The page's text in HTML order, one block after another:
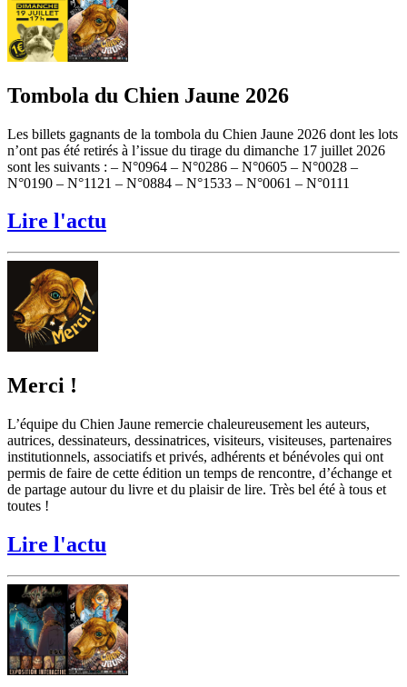
Tombola du Chien Jaune 2026
Les billets gagnants de la tombola du Chien Jaune 2026 dont les lots
n’ont pas été retirés à l’issue du tirage du dimanche 17 juillet 2026
sont les suivants : – N°0964 – N°0286 – N°0605 – N°0028 –
N°0190 – N°1121 – N°0884 – N°1533 – N°0061 – N°0111
Lire l'actu
Merci !
L’équipe du Chien Jaune remercie chaleureusement les auteurs,
autrices, dessinateurs, dessinatrices, visiteurs, visiteuses, partenaires
institutionnels, associatifs et privés, adhérents et bénévoles qui ont
permis de faire de cette édition un temps de rencontre, d’échange et
de partage autour du livre et du plaisir de lire. Très bel été à tous et
toutes !
Lire l'actu